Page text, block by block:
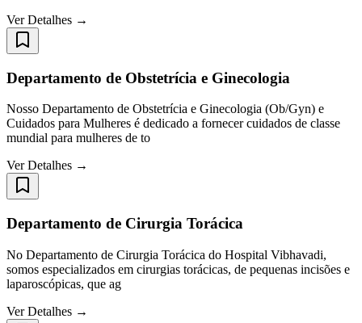
Ver Detalhes →
Departamento de Obstetrícia e Ginecologia
Nosso Departamento de Obstetrícia e Ginecologia (Ob/Gyn) e
Cuidados para Mulheres é dedicado a fornecer cuidados de classe
mundial para mulheres de to
Ver Detalhes →
Departamento de Cirurgia Torácica
No Departamento de Cirurgia Torácica do Hospital Vibhavadi,
somos especializados em cirurgias torácicas, de pequenas incisões e
laparoscópicas, que ag
Ver Detalhes →